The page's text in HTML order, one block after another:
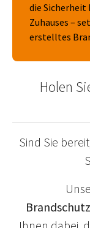
die Sicherheit
Zuhauses –
erstelltes
Holen
Sind Sie